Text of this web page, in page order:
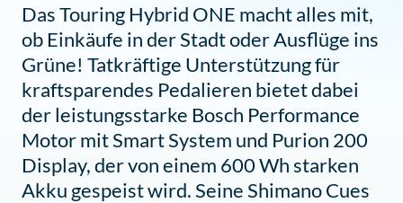
Das Touring Hybrid ONE macht alles mit,
ob Einkäufe in der Stadt oder Ausflüge ins
Grüne! Tatkräftige Unterstützung für
kraftsparendes Pedalieren bietet dabei
der leistungsstarke Bosch Performance
Motor mit Smart System und Purion 200
Display, der von einem 600 Wh starken
Akku gespeist wird. Seine Shimano Cues